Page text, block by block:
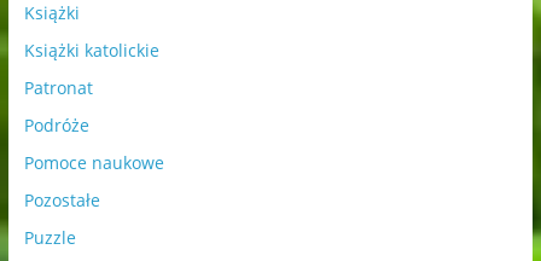
Książki
Książki katolickie
Patronat
Podróże
Pomoce naukowe
Pozostałe
Puzzle